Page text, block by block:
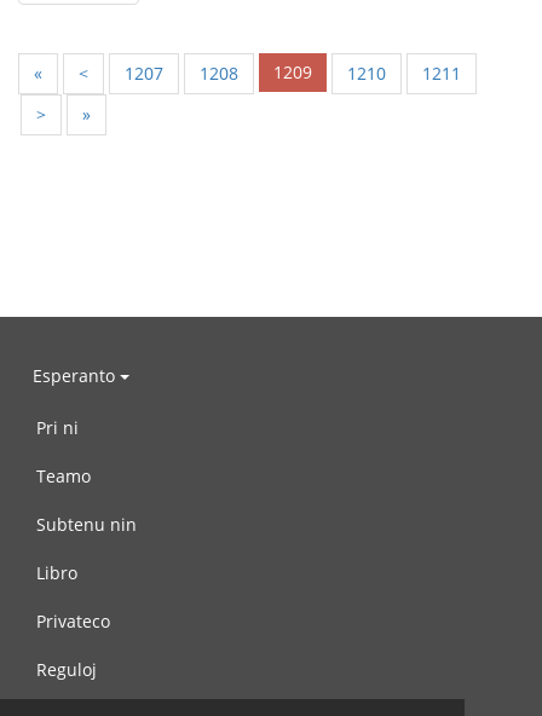
« < 1207 1208 1209 1210
1211
>
»
Esperanto
Pri ni
Teamo
Subtenu nin
Libro
Privateco
Reguloj